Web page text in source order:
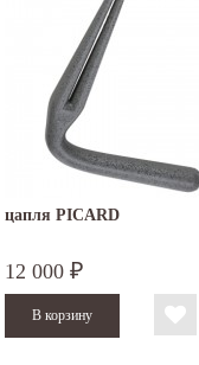
цапля PICARD
12 000 ₽